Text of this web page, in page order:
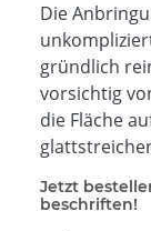
Die
gründlich
vorsichtig
die Fläche
Jetzt
beschriften!